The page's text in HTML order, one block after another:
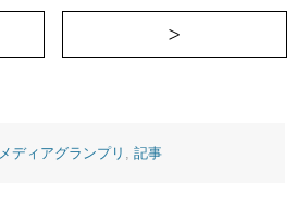
＜ 真冬・深夜の北海道、事故で車が大破
メディアグランプリ 記事